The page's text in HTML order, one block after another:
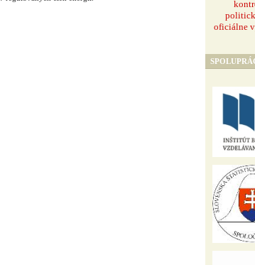
oficiálne